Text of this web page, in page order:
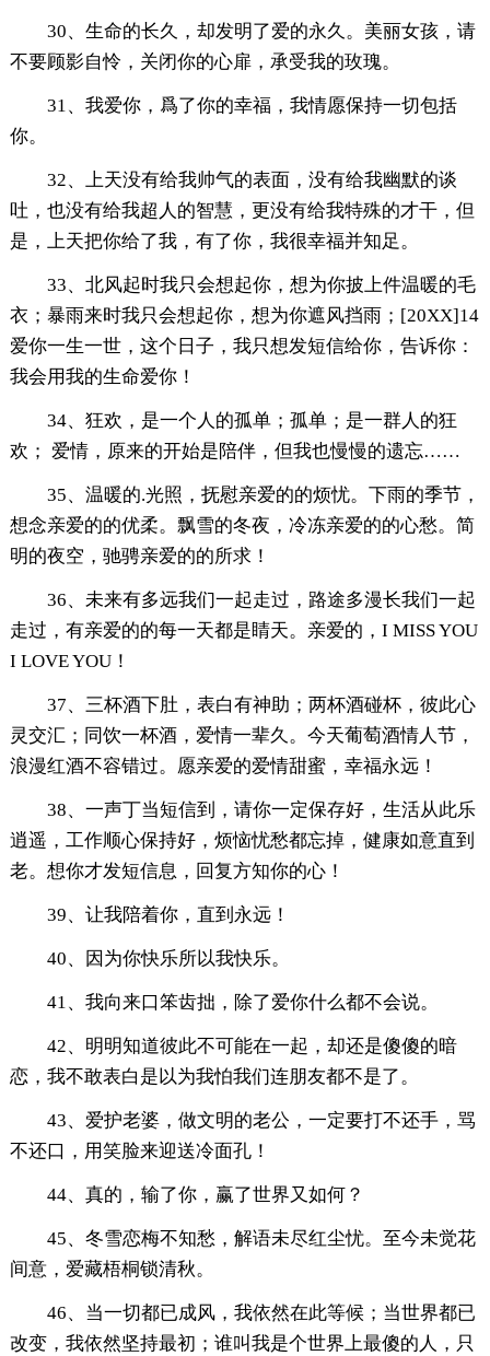
30、生命的长久，却发明了爱的永久。美丽女孩，请
不要顾影自怜，关闭你的心扉，承受我的玫瑰。
31、我爱你，爲了你的幸福，我情愿保持一切包括
你。
32、上天没有给我帅气的表面，没有给我幽默的谈
吐，也没有给我超人的智慧，更没有给我特殊的才干，但
是，上天把你给了我，有了你，我很幸福并知足。
33、北风起时我只会想起你，想为你披上件温暖的毛
衣；暴雨来时我只会想起你，想为你遮风挡雨；[20XX]14
爱你一生一世，这个日子，我只想发短信给你，告诉你：
我会用我的生命爱你！
34、狂欢，是一个人的孤单；孤单；是一群人的狂
欢； 爱情，原来的开始是陪伴，但我也慢慢的遗忘……
35、温暖的.光照，抚慰亲爱的的烦忧。下雨的季节，
想念亲爱的的优柔。飘雪的冬夜，冷冻亲爱的的心愁。简
明的夜空，驰骋亲爱的的所求！
36、未来有多远我们一起走过，路途多漫长我们一起
走过，有亲爱的的每一天都是睛天。亲爱的，I MISS YOU
I LOVE YOU！
37、三杯酒下肚，表白有神助；两杯酒碰杯，彼此心
灵交汇；同饮一杯酒，爱情一辈久。今天葡萄酒情人节，
浪漫红酒不容错过。愿亲爱的爱情甜蜜，幸福永远！
38、一声丁当短信到，请你一定保存好，生活从此乐
逍遥，工作顺心保持好，烦恼忧愁都忘掉，健康如意直到
老。想你才发短信息，回复方知你的心！
39、让我陪着你，直到永远！
40、因为你快乐所以我快乐。
41、我向来口笨齿拙，除了爱你什么都不会说。
42、明明知道彼此不可能在一起，却还是傻傻的暗
恋，我不敢表白是以为我怕我们连朋友都不是了。
43、爱护老婆，做文明的老公，一定要打不还手，骂
不还口，用笑脸来迎送冷面孔！
44、真的，输了你，赢了世界又如何？
45、冬雪恋梅不知愁，解语未尽红尘忧。至今未觉花
间意，爱藏梧桐锁清秋。
46、当一切都已成风，我依然在此等候；当世界都已
改变，我依然坚持最初；谁叫我是个世界上最傻的人，只